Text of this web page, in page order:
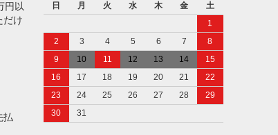
円以
だけ
払
日
月 火 水 木 金
土
1
2
3 4 5 6 7
8
9
10 11 12 13 14
15
16
17 18 19 20 21
22
23
24 25 26 27 28
29
30
31